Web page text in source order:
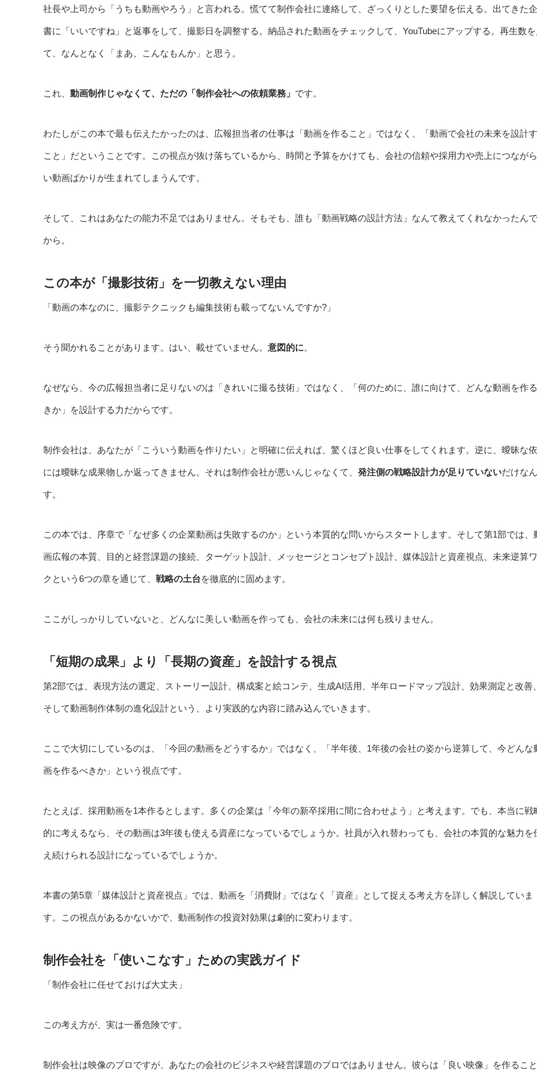
社長や上司から「うちも動画やろう」と言われる。慌てて制作会社に連絡して、ざっくりとした要望を伝える。出てきた
書に「いいですね」と返事をして、撮影日を調整する。納品された動画をチェックして、YouTubeにアップする。再生数を
て、なんとなく「まあ、こんなもんか」と思う。
これ、 動画制作じゃなくて、ただの「制作会社への依頼業務」 です。
わたしがこの本で最も伝えたかったのは、広報担当者の仕事は「動画を作ること」ではなく、「動画で会社の未来を設計
こと」だということです。この視点が抜け落ちているから、時間と予算をかけても、会社の信頼や採用力や売上につなが
い動画ばかりが生まれてしまうんです。
そして、これはあなたの能力不足ではありません。そもそも、誰も「動画戦略の設計方法」なんて教えてくれなかったん
から。
この本が「撮影技術」を一切教えない理由
「動画の本なのに、撮影テクニックも編集技術も載ってないんですか?」
そう聞かれることがあります。はい、載せていません。 意図的に。
なぜなら、今の広報担当者に足りないのは「きれいに撮る技術」ではなく、「何のために、誰に向けて、どんな動画を作
きか」を設計する力だからです。
制作会社は、あなたが「こういう動画を作りたい」と明確に伝えれば、驚くほど良い仕事をしてくれます。逆に、曖昧な
には曖昧な成果物しか返ってきません。それは制作会社が悪いんじゃなくて、 発注側の戦略設計力が足りていないだけな
す。
この本では、序章で「なぜ多くの企業動画は失敗するのか」という本質的な問いからスタートします。そして第1部では、
画広報の本質、目的と経営課題の接続、ターゲット設計、メッセージとコンセプト設計、媒体設計と資産視点、未来逆算
クという6つの章を通じて、 戦略の土台を徹底的に固めます。
ここがしっかりしていないと、どんなに美しい動画を作っても、会社の未来には何も残りません。
「短期の成果」より「長期の資産」を設計する視点
第2部では、表現方法の選定、ストーリー設計、構成案と絵コンテ、生成AI活用、半年ロードマップ設計、効果測定と改善、
そして動画制作体制の進化設計という、より実践的な内容に踏み込んでいきます。
ここで大切にしているのは、「今回の動画をどうするか」ではなく、「半年後、1年後の会社の姿から逆算して、今どんな
画を作るべきか」という視点です。
たとえば、採用動画を1本作るとします。多くの企業は「今年の新卒採用に間に合わせよう」と考えます。でも、本当に戦
的に考えるなら、その動画は3年後も使える資産になっているでしょうか。社員が入れ替わっても、会社の本質的な魅力を
え続けられる設計になっているでしょうか。
本書の第5章「媒体設計と資産視点」では、動画を「消費財」ではなく「資産」として捉える考え方を詳しく解説していま
す。この視点があるかないかで、動画制作の投資対効果は劇的に変わります。
制作会社を「使いこなす」ための実践ガイド
「制作会社に任せておけば大丈夫」
この考え方が、実は一番危険です。
制作会社は映像のプロですが、あなたの会社のビジネスや経営課題のプロではありません。彼らは「良い映像」を作るこ